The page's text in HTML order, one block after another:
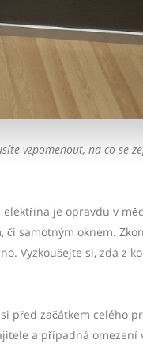
vzpomenout, na co se
je opravdu v
samotným oknem.
Vyzkoušejte si, zda z
před začátkem celého
a případná omezení